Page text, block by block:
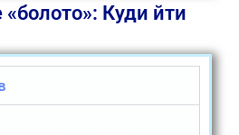
Куди йти